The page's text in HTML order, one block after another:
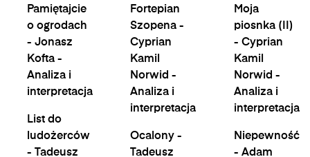
Pamiętajcie
o ogrodach
- Jonasz
Kofta -
Analiza i
interpretacja
List do
ludożerców
- Tadeusz
Fortepian
Szopena -
Cyprian
Kamil
Norwid -
Analiza i
interpretacja
Ocalony -
Tadeusz
Moja
piosnka (II)
- Cyprian
Kamil
Norwid -
Analiza i
interpretacja
Niepewność
- Adam